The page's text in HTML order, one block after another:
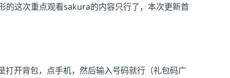
的这次重点观看sakura的内容只行了，本次更新首
开背包，点手机，然后输入号码就行（礼包码广